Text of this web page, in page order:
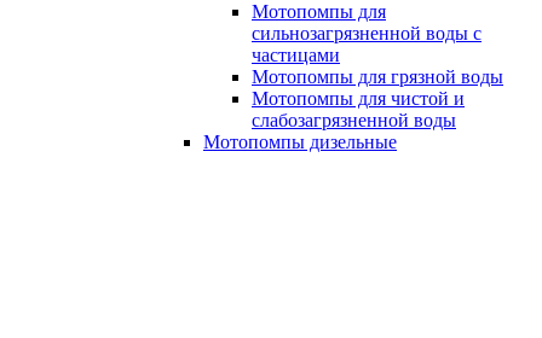
Мотопомпы для
сильнозагрязненной воды с
частицами
Мотопомпы для грязной воды
Мотопомпы для чистой и
слабозагрязненной воды
Мотопомпы дизельные